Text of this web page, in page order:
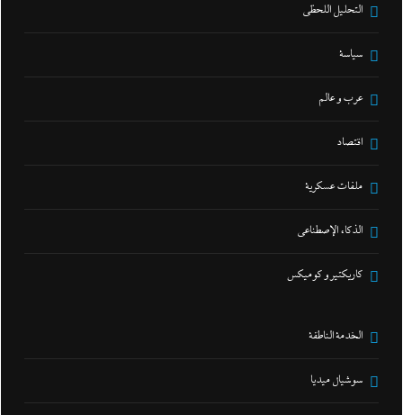
التحليل اللحظي
سياسة
عرب و عالم
اقتصاد
ملفات عسكرية
الذكاء الإصطناعي
كاريكتير و كوميكس
الخدمة الناطقة
سوشيال ميديا